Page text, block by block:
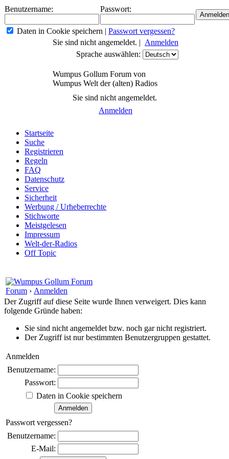
Benutzername: Passwort:
Daten in Cookie speichern | Passwort vergessen?
Sie sind nicht angemeldet. | Anmelden
Sprache auswählen:
Wumpus Gollum Forum von
Wumpus Welt der (alten) Radios
Sie sind nicht angemeldet.
Anmelden
Startseite
Suche
Registrieren
Regeln
FAQ
Datenschutz
Service
Sicherheit
Werbung / Urheberrechte
Stichworte
Meistgelesen
Impressum
Welt-der-Radios
Off Topic
Forum › Anmelden
Der Zugriff auf diese Seite wurde Ihnen verweigert. Dies kann
folgende Gründe haben:
Sie sind nicht angemeldet bzw. noch gar nicht registriert.
Der Zugriff ist nur bestimmten Benutzergruppen gestattet.
Anmelden
Benutzername:
Passwort:
Daten in Cookie speichern
Passwort vergessen?
Benutzername:
E-Mail: